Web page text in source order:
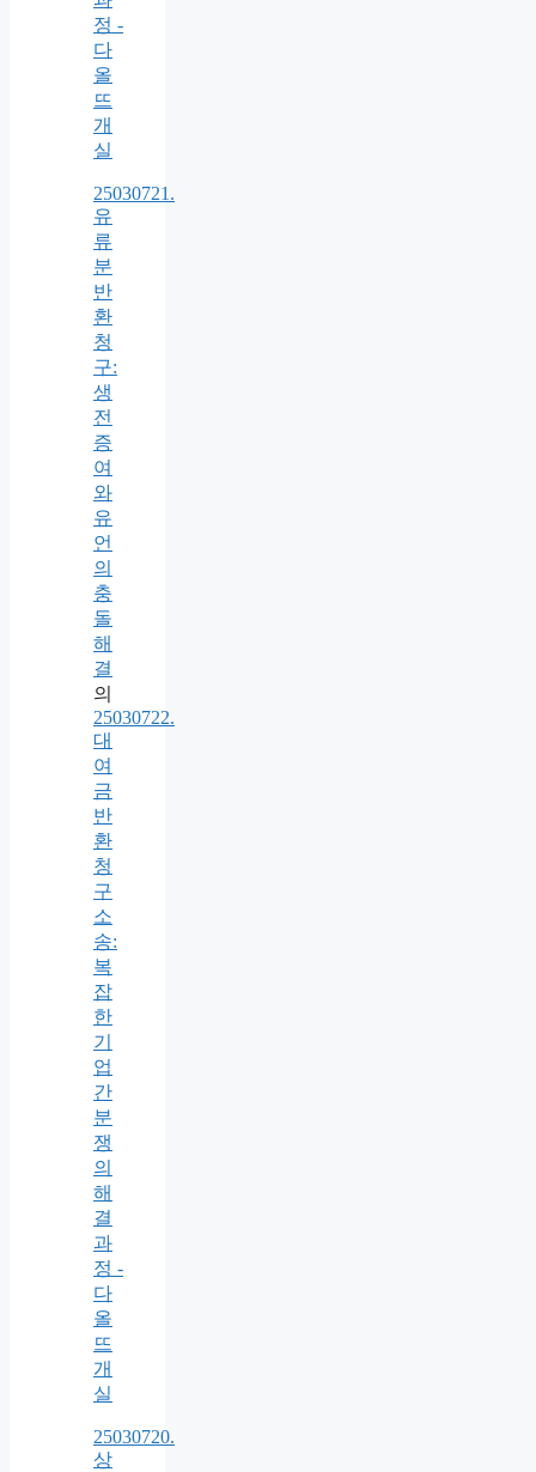
정 -
다
올
뜨
개
실
25030721.
유
류
분
반
환
청
구:
생
전
증
여
와
유
언
의
충
돌
해
결
의
25030722.
대
여
금
반
환
청
구
소
송:
복
잡
한
기
업
간
분
쟁
의
해
결
과
정 -
다
올
뜨
개
실
25030720.
상